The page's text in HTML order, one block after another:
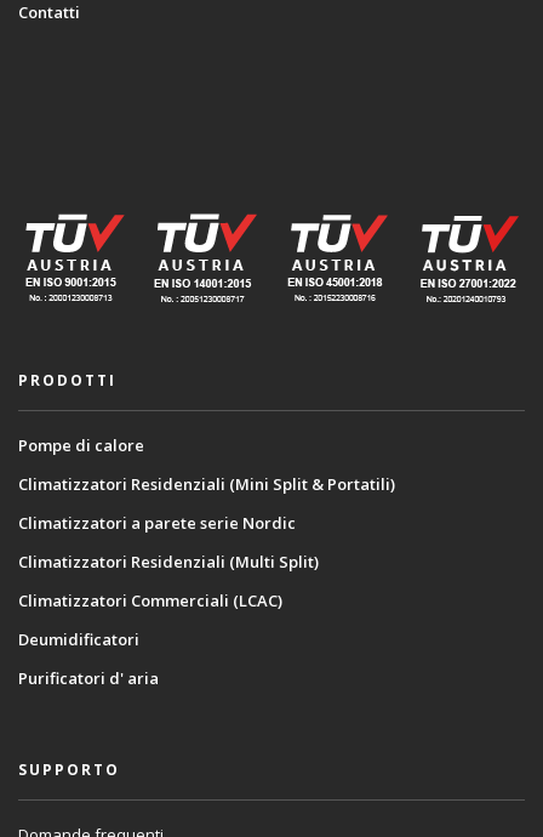
Contatti
PRODOTTI
Pompe di calore
Climatizzatori Residenziali (Mini Split & Portatili)
Climatizzatori a parete serie Nordic
Climatizzatori Residenziali (Multi Split)
Climatizzatori Commerciali (LCAC)
Deumidificatori
Purificatori d' aria
SUPPORTO